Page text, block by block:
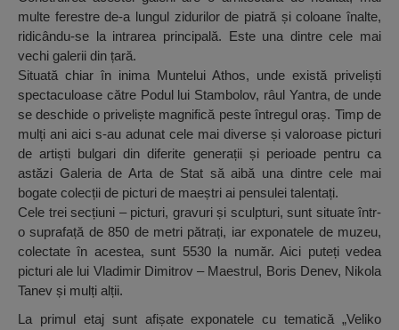
multe ferestre de-a lungul zidurilor de piatră și coloane înalte,
ridicându-se la intrarea principală. Este una dintre cele mai
vechi galerii din țară.
Situată chiar în inima Muntelui Athos, unde există priveliști
spectaculoase către Podul lui Stambolov, râul Yantra, de unde
se deschide o priveliște magnifică peste întregul oraș. Timp de
mulți ani aici s-au adunat cele mai diverse și valoroase picturi
de artiști bulgari din diferite generații și perioade pentru ca
astăzi Galeria de Arta de Stat să aibă una dintre cele mai
bogate colecții de picturi de maeștri ai pensulei talentați.
Cele trei secțiuni – picturi, gravuri și sculpturi, sunt situate într-
o suprafață de 850 de metri pătrați, iar exponatele de muzeu,
colectate în acestea, sunt 5530 la număr. Aici puteți vedea
picturi ale lui Vladimir Dimitrov – Maestrul, Boris Denev, Nikola
Tanev și mulți alții.
La primul etaj sunt afișate exponatele cu tematică „Veliko